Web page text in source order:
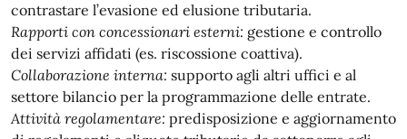
contrastare l’evasione ed elusione tributaria.
Rapporti con concessionari esterni: gestione e controllo
dei servizi affidati (es. riscossione coattiva).
Collaborazione interna: supporto agli altri uffici e al
settore bilancio per la programmazione delle entrate.
Attività regolamentare: predisposizione e aggiornamento